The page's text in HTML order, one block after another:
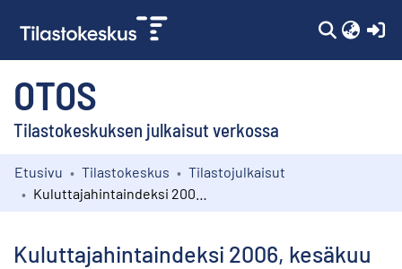
OTOS
Tilastokeskuksen julkaisut verkossa
Kokoelmat
Etusivu Tilastokeskus
Tilastojulkaisut
Kuluttajahintaindeksi 2006, kesäkuu